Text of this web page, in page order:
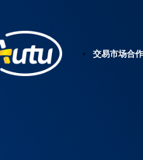
交易市场合